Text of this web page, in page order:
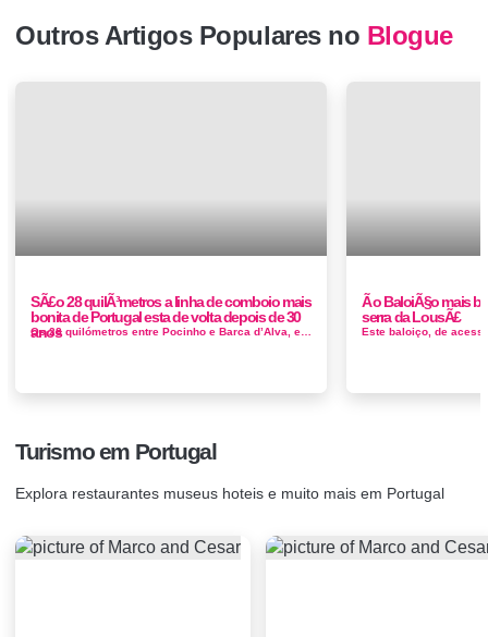
Outros Artigos Populares no Blogue
SÃ£o 28 quilÃ³metros a linha de comboio mais
bonita de Portugal esta de volta depois de 30
anos
Ã o BaloiÃ§o mais
serra da LousÃ£
Turismo em Portugal
Explora restaurantes museus hoteis e muito mais em Portugal